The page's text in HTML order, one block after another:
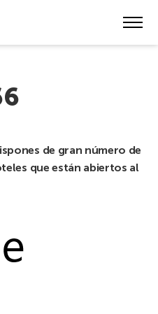
de gran número de
que están abiertos al